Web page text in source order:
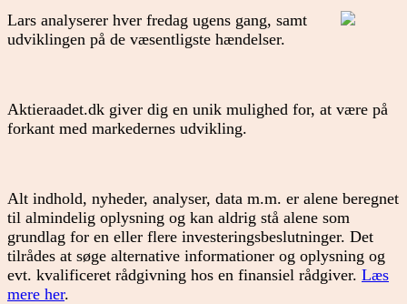
Lars analyserer hver fredag ugens gang, samt
udviklingen på de væsentligste hændelser.
Aktieraadet.dk giver dig en unik mulighed for, at være på
forkant med markedernes udvikling.
Alt indhold, nyheder, analyser, data m.m. er alene beregnet
til almindelig oplysning og kan aldrig stå alene som
grundlag for en eller flere investeringsbeslutninger. Det
tilrådes at søge alternative informationer og oplysning og
evt. kvalificeret rådgivning hos en finansiel rådgiver. Læs
mere her.